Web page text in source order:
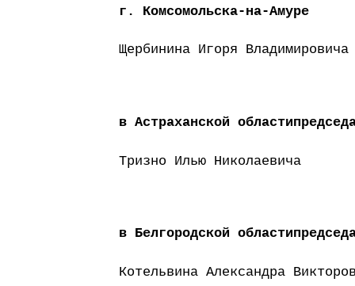
г. Комсомольска-на-Амуре
Щербинина Игоря Владимировича
в Астраханской
Тризно Илью Николаевича
в Белгородской
Котельвина Александра